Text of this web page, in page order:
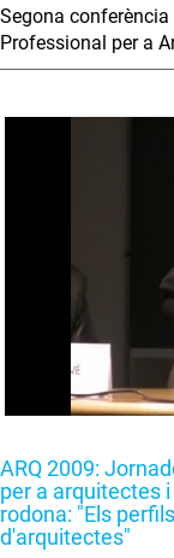
Segona
Professional per a
ARQ 2009:
per a arquitectes
rodona: "Els
d'arquitectes"